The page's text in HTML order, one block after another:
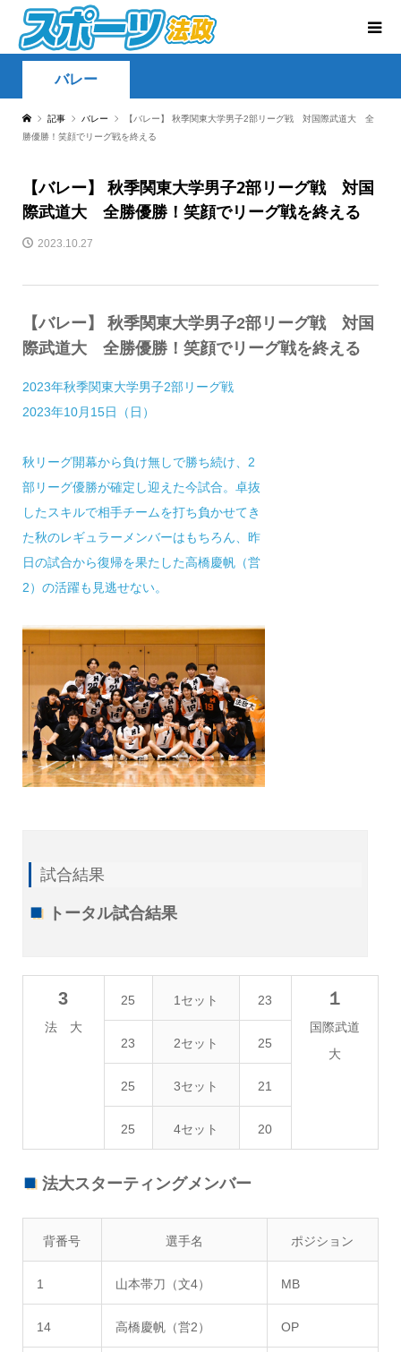
バレー
記事 バレー
【バレー】 秋季関東大学男子2部リーグ戦 対国際武道大 全
勝優勝！笑顔でリーグ戦を終える
【バレー】 秋季関東大学男子2部リーグ戦 対国
際武道大 全勝優勝！笑顔でリーグ戦を終える
2023.10.27
【バレー】 秋季関東大学男子2部リーグ戦 対国
際武道大 全勝優勝！笑顔でリーグ戦を終える
2023年秋季関東大学男子2部リーグ戦
2023年10月15日（日）
秋リーグ開幕から負け無しで勝ち続け、2
部リーグ優勝が確定し迎えた今試合。卓抜
したスキルで相手チームを打ち負かせてき
た秋のレギュラーメンバーはもちろん、昨
日の試合から復帰を果たした高橋慶帆（営
2）の活躍も見逃せない。
試合結果
トータル試合結果
3
法 大
25 1セット 23 １
国際武道
大
23 2セット 25
25 3セット 21
25 4セット 20
法大スターティングメンバー
背番号 選手名 ポジション
1 山本帯刀（文4） MB
14 高橋慶帆（営2） OP